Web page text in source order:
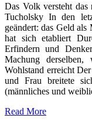
Das Volk versteht das
Tucholsky In den
geändert: das Geld
hat sich etabliert
Erfindern und
Machung derselben,
Wohlstand erreicht
und Frau breitete
(männliches und
Read More